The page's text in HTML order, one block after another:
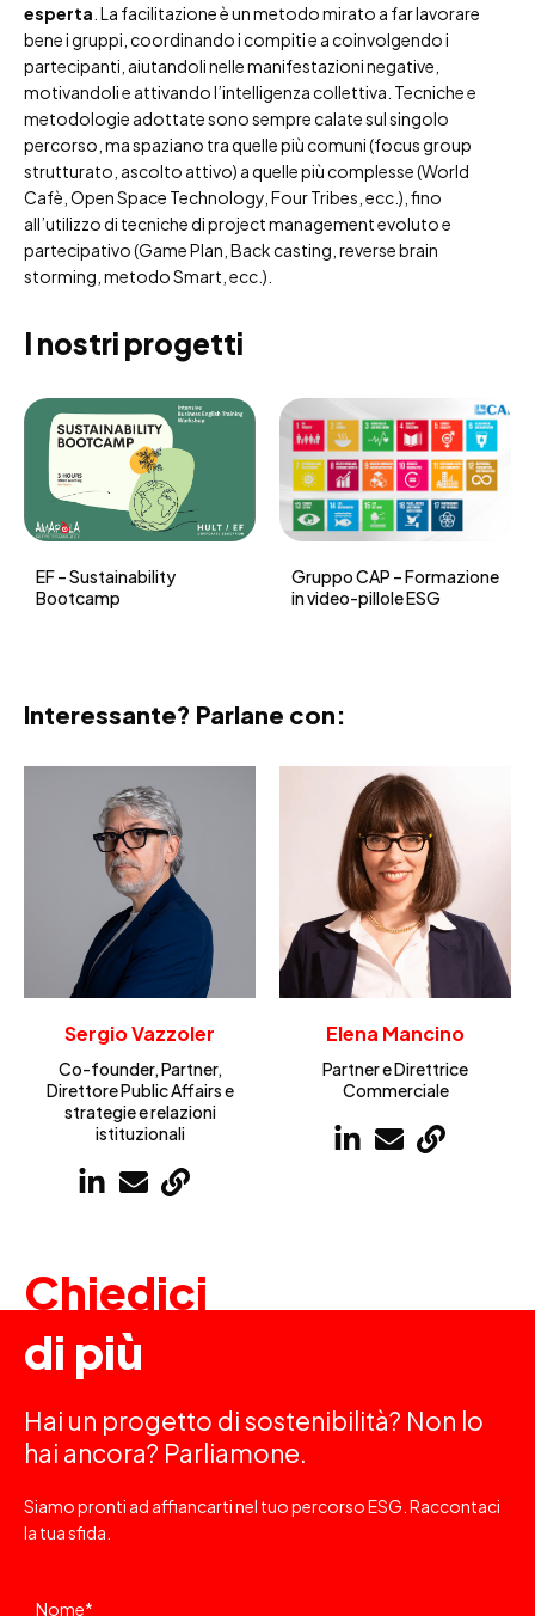
esperta . La facilitazione è un metodo mirato a far lavorare
bene i gruppi, coordinando i compiti e a coinvolgendo i
partecipanti, aiutandoli nelle manifestazioni negative,
motivandoli e attivando l’intelligenza collettiva. Tecniche e
metodologie adottate sono sempre calate sul singolo
percorso, ma spaziano tra quelle più comuni (focus group
strutturato, ascolto attivo) a quelle più complesse (World
Cafè, Open Space Technology, Four Tribes, ecc.), fino
all’utilizzo di tecniche di project management evoluto e
partecipativo (Game Plan, Back casting, reverse brain
storming, metodo Smart, ecc.).
I nostri progetti
EF – Sustainability
Bootcamp
Gruppo CAP – Formazione
in video-pillole ESG
Interessante? Parlane con:
Sergio Vazzoler
Co-founder, Partner,
Direttore Public Affairs e
strategie e relazioni
istituzionali
Elena Mancino
Partner e Direttrice
Commerciale
Chiedici
di più
Hai un progetto di sostenibilità? Non lo
hai ancora? Parliamone.
Siamo pronti ad affiancarti nel tuo percorso ESG. Raccontaci
la tua sfida.
Nome*